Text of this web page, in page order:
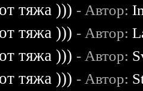
тяжа ))) - Автор:
тяжа ))) - Автор:
тяжа ))) - Автор:
тяжа ))) - Автор: